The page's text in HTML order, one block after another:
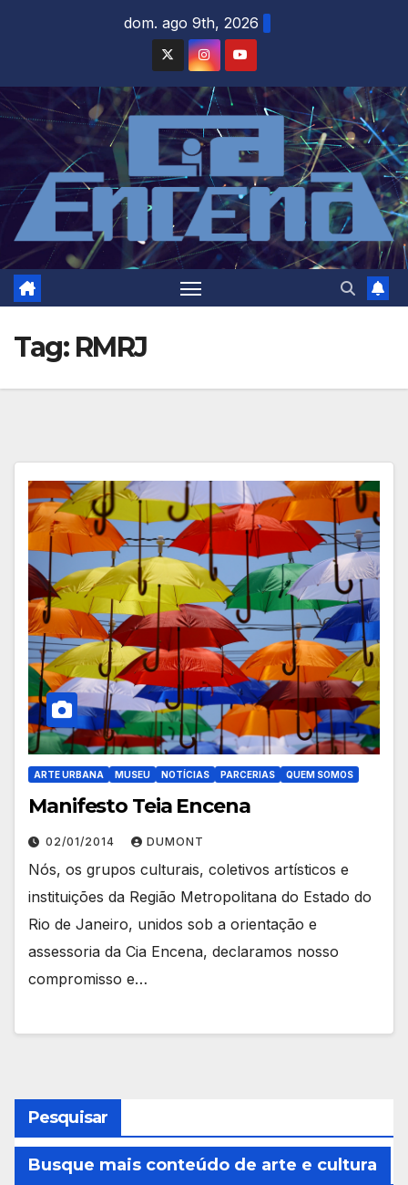
dom. ago 9th, 2026
Tag: RMRJ
ARTE URBANA MUSEU NOTÍCIAS PARCERIAS QUEM SOMOS
Manifesto Teia Encena
02/01/2014 DUMONT
Nós, os grupos culturais, coletivos artísticos e
instituições da Região Metropolitana do Estado do
Rio de Janeiro, unidos sob a orientação e
assessoria da Cia Encena, declaramos nosso
compromisso e…
Pesquisar
Busque mais conteúdo de arte e cultura